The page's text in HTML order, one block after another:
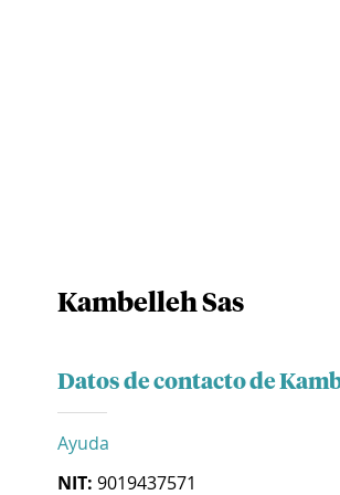
Kambelleh Sas
Datos de contacto de
Ayuda
NIT: 9019437571